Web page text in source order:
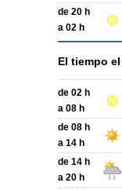
de 20 h
a 02 h
El tiempo el
de 02 h
a 08 h
de 08 h
a 14 h
de 14 h
a 20 h